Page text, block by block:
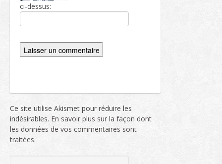
ci-dessus:
Ce site utilise Akismet pour réduire les
indésirables. En savoir plus sur la façon dont
les données de vos commentaires sont
traitées.